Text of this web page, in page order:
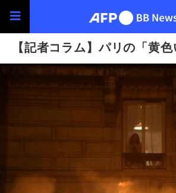
【記者コラム】パリの「黄